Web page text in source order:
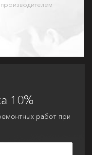
10%
работ при